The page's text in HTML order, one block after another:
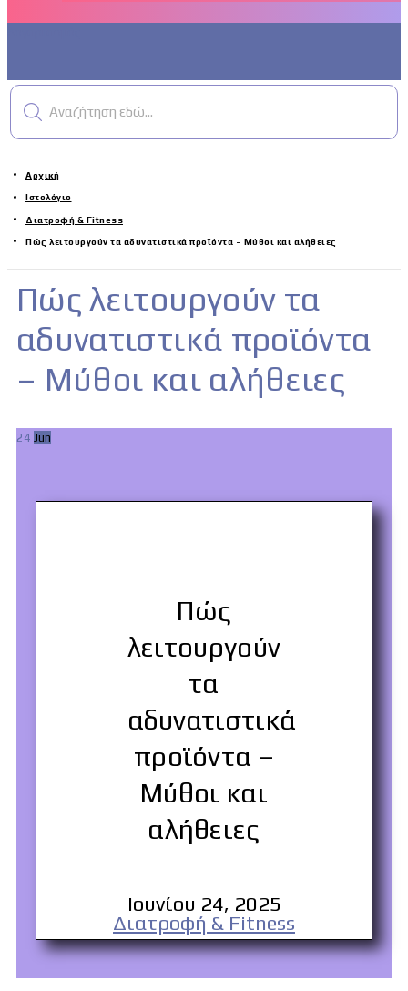
Αναζήτηση εδώ...
Αρχική
Ιστολόγιο
Διατροφή & Fitness
Πώς λειτουργούν τα αδυνατιστικά προϊόντα – Μύθοι και αλήθειες
Πώς λειτουργούν τα
αδυνατιστικά προϊόντα
– Μύθοι και αλήθειες
24 Jun
Πώς
λειτουργούν
τα
αδυνατιστικά
προϊόντα –
Μύθοι και
αλήθειες
Ιουνίου 24, 2025
Διατροφή & Fitness